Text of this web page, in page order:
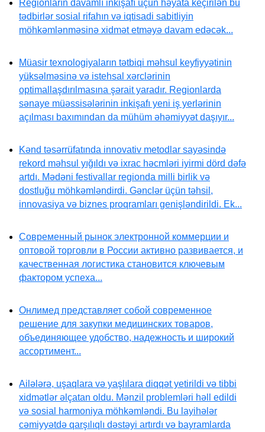
Regionların davamlı inkişafı üçün həyata keçirilən bu
tədbirlər sosial rifahın və iqtisadi sabitliyin
möhkəmlənməsinə xidmət etməyə davam edəcək...
Müasir texnologiyaların tətbiqi məhsul keyfiyyətinin
yüksəlməsinə və istehsal xərclərinin
optimallaşdırılmasına şərait yaradır. Regionlarda
sənaye müəssisələrinin inkişafı yeni iş yerlərinin
açılması baxımından da mühüm əhəmiyyət daşıyır...
Kənd təsərrüfatında innovativ metodlar sayəsində
rekord məhsul yığıldı və ixrac həcmləri iyirmi dörd dəfə
artdı. Mədəni festivallar regionda milli birlik və
dostluğu möhkəmləndirdi. Gənclər üçün təhsil,
innovasiya və biznes proqramları genişləndirildi. Ek...
Современный рынок электронной коммерции и
оптовой торговли в России активно развивается, и
качественная логистика становится ключевым
фактором успеха...
Онлимед представляет собой современное
решение для закупки медицинских товаров,
объединяющее удобство, надежность и широкий
ассортимент...
Ailələrə, uşaqlara və yaşlılara diqqət yetirildi və tibbi
xidmətlər əlçatan oldu. Mənzil problemləri həll edildi
və sosial harmoniya möhkəmləndi. Bu layihələr
cəmiyyətdə qarşılıqlı dəstəyi artırdı və bayramlarda